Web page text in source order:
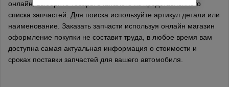
онлайн, выберите товары в каталоге из представленного
списка запчастей. Для поиска используйте артикул детали или
наименование. Заказать запчасти используя онлайн магазин
оформление покупки не составит труда, в любое время вам
доступна самая актуальная информация о стоимости и
сроках поставки запчастей для вашего автомобиля.